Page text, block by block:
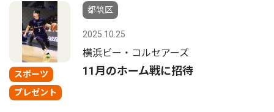
スポーツ
プレゼント
都筑区
2025.10.25
横浜ビー・コルセアーズ
11月のホーム戦に招待